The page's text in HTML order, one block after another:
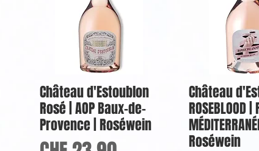
Château d'Estoublon
Rosé | AOP Baux-de-
Provence | Roséwein
Château
ROSEBLOOD |
Roséwein